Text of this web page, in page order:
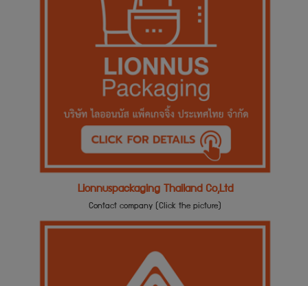
Lionnuspackaging Thailand Co,Ltd
Contact company (Click the picture)